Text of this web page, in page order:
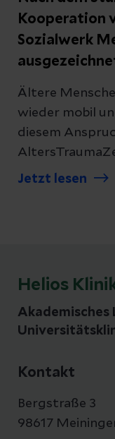
Kooperation
Sozialwerk
Ältere
wieder mobil
diesem
weiterhin
eine
Jetzt lesen
Helios
Akademisches
Kontakt
Bergstraße 3
98617